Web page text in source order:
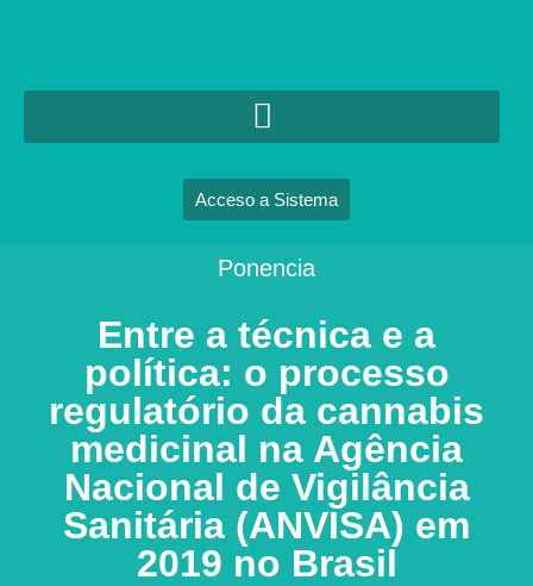
Acceso a Sistema
Ponencia
Entre a técnica e a
política: o processo
regulatório da cannabis
medicinal na Agência
Nacional de Vigilância
Sanitária (ANVISA) em
2019 no Brasil